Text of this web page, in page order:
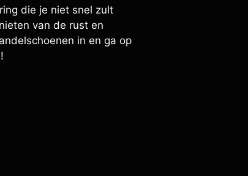
die je niet snel zult
van de rust en
in en ga op